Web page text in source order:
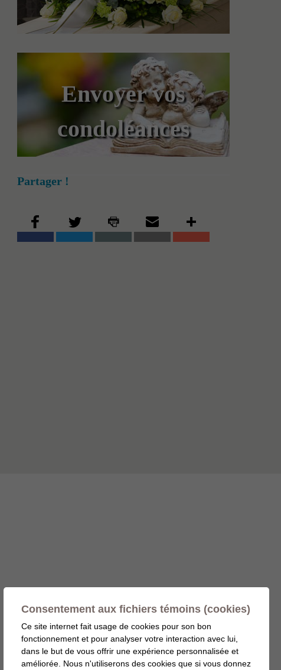
Envoyer vos
condoléances
Partager !
Consentement aux fichiers témoins (cookies)
Ce site internet fait usage de cookies pour son bon
fonctionnement et pour analyser votre interaction avec lui,
dans le but de vous offrir une expérience personnalisée et
améliorée. Nous n'utiliserons des cookies que si vous donnez